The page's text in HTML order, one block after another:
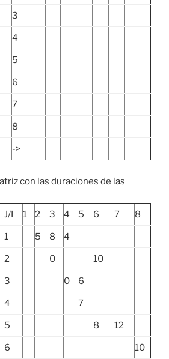
3
4
5
6
7
8
->
con las duraciones de las
J/I 1 2 3 4 5 6 7 8
1 5 8 4
2 0 10
3 0 6
4 7
5 8 12
6 10